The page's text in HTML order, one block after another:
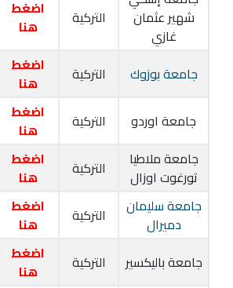
شهير عثمان
غازي
التركية
اضغط
هنا
جامعة بوزوك التركية
اضغط
هنا
جامعة اوردو
التركية
اضغط
هنا
جامعة ملاطيا
تورغوت اوزال
التركية
اضغط
هنا
جامعة سليمان
دميرال
التركية
اضغط
هنا
جامعة باليكسير
التركية
اضغط
هنا